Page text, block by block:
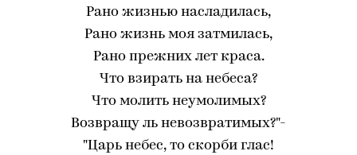
Рано жизнью насладилась,
Рано жизнь моя затмилась,
Рано прежних лет краса.
Что взирать на небеса?
Что молить неумолимых?
Возвращу ль невозвратимых?"-
"Царь небес, то скорби глас!